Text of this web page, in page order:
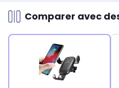
Comparer avec